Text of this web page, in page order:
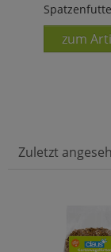
zum
Zuletzt